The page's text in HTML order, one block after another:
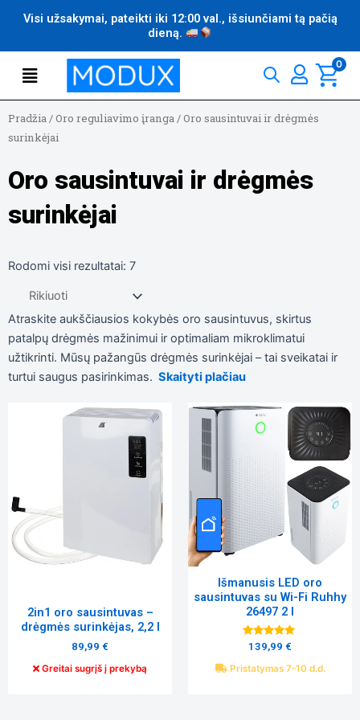
Visi užsakymai, pateikti iki 12:00 val., išsiunčiami tą pačią
dieną.
Flyout
Menu
0
Pradžia/Oro reguliavimo įranga/Oro sausintuvai ir drėgmės
surinkėjai
Oro sausintuvai ir drėgmės
surinkėjai
Rodomi visi rezultatai: 7
Atraskite aukščiausios kokybės oro sausintuvus, skirtus
patalpų drėgmės mažinimui ir optimaliam mikroklimatui
užtikrinti. Mūsų pažangūs drėgmės surinkėjai – tai sveikatai ir
turtui saugus pasirinkimas. Skaityti plačiau
2in1 oro sausintuvas –
drėgmės surinkėjas, 2,2 l
89,99 €
Greitai sugrįš į prekybą
Išmanusis LED oro
sausintuvas su Wi-Fi Ruhhy
26497 2 l
Įvertinimas:
5.00
139,99 €
Pristatymas 7-10 d.d.
Tiksliniai
slapukai
Šie
slapukai
privalomi.
reikalingi,
kad
svetainė
tinkamai
Statistika
Siekdami
pagerinti
svetainės
funkcionalumą